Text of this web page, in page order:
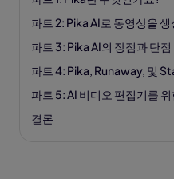
파트 2: Pika AI로 동영상을
파트 3: Pika AI의 장점과 단점
파트 4: Pika, Runaway, 및
파트 5: AI 비디오 편집기를
결론